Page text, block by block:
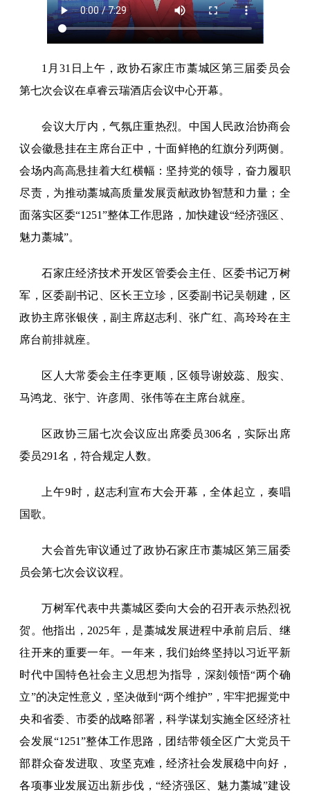
1月31日上午，政协石家庄市藁城区第三届委员会
第七次会议在卓睿云瑞酒店会议中心开幕。
会议大厅内，气氛庄重热烈。中国人民政治协商会
议会徽悬挂在主席台正中，十面鲜艳的红旗分列两侧。
会场内高高悬挂着大红横幅：坚持党的领导，奋力履职
尽责，为推动藁城高质量发展贡献政协智慧和力量；全
面落实区委“1251”整体工作思路，加快建设“经济强区、
魅力藁城”。
石家庄经济技术开发区管委会主任、区委书记万树
军，区委副书记、区长王立珍，区委副书记吴朝建，区
政协主席张银侠，副主席赵志利、张广红、高玲玲在主
席台前排就座。
区人大常委会主任李更顺，区领导谢姣蕊、殷实、
马鸿龙、张宁、许彦周、张伟等在主席台就座。
区政协三届七次会议应出席委员306名，实际出席
委员291名，符合规定人数。
上午9时，赵志利宣布大会开幕，全体起立，奏唱
国歌。
大会首先审议通过了政协石家庄市藁城区第三届委
员会第七次会议议程。
万树军代表中共藁城区委向大会的召开表示热烈祝
贺。他指出，2025年，是藁城发展进程中承前启后、继
往开来的重要一年。一年来，我们始终坚持以习近平新
时代中国特色社会主义思想为指导，深刻领悟“两个确
立”的决定性意义，坚决做到“两个维护”，牢牢把握党中
央和省委、市委的战略部署，科学谋划实施全区经济社
会发展“1251”整体工作思路，团结带领全区广大党员干
部群众奋发进取、攻坚克难，经济社会发展稳中向好，
各项事业发展迈出新步伐，“经济强区、魅力藁城”建设